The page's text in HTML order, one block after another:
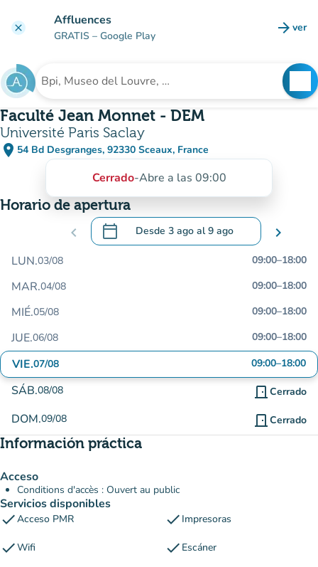
clear Affluences
GRATIS – Google Play arrow_forward ver
Buscar un establecimiento
Faculté Jean Monnet - DEM
Université Paris Saclay
place 54 Bd Desgranges, 92330 Sceaux, France
(abrir en Google Maps)
(nueva pestaña)
Cerrado-Abre a las 09:00
Horario de apertura
chevron_left calendar_today Desde 3 ago al9 ago
.Abra el calendario para cambiar las
chevron_right
LUN.03/08 09:00–18:00
MAR.04/08 09:00–18:00
MIÉ.05/08 09:00–18:00
JUE.06/08 09:00–18:00
VIE.07/08 09:00–18:00
SÁB.08/08 door_front Cerrado
DOM.09/08 door_front Cerrado
Información práctica
Acceso
Conditions d'accès : Ouvert au public
Servicios disponibles
checkAcceso PMR check Impresoras
checkWifi check Escáner